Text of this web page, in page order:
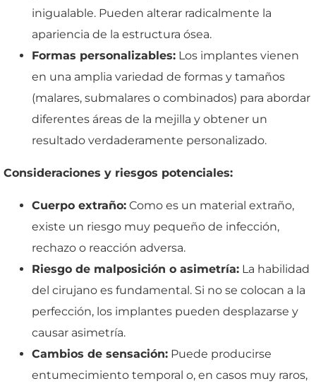
inigualable. Pueden alterar radicalmente la
apariencia de la estructura ósea.
Formas personalizables: Los implantes vienen
en una amplia variedad de formas y tamaños
(malares, submalares o combinados) para abordar
diferentes áreas de la mejilla y obtener un
resultado verdaderamente personalizado.
Consideraciones y riesgos potenciales:
Cuerpo extraño: Como es un material extraño,
existe un riesgo muy pequeño de infección,
rechazo o reacción adversa.
Riesgo de malposición o asimetría: La habilidad
del cirujano es fundamental. Si no se colocan a la
perfección, los implantes pueden desplazarse y
causar asimetría.
Cambios de sensación: Puede producirse
entumecimiento temporal o, en casos muy raros,